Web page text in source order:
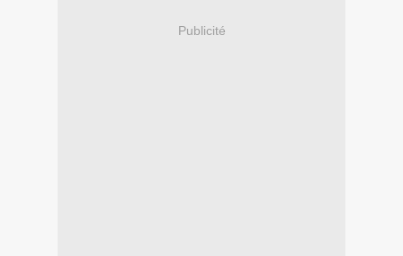
Publicité